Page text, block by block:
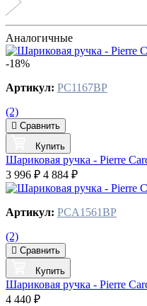
Аналогичные
-18%
Артикул: PC1167BP
(2)
Сравнить
Купить
Шариковая ручка - Pierre
3 996 ₽ 4 884 ₽
Артикул: PCA1561BP
(2)
Сравнить
Купить
Шариковая ручка - Pierre
4 440 ₽